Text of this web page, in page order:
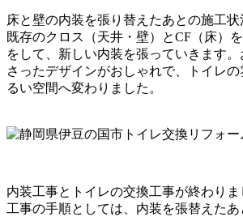
床と壁の内装を張り替えたあとの施工状
既存のクロス（天井・壁）とCF（床）
をして、新しい内装を張っていきます
さったデザインがおしゃれで、トイレ
るい空間へ変わりました。
内装工事とトイレの交換工事が終わりま
工事の手順としては、内装を張替えたあ